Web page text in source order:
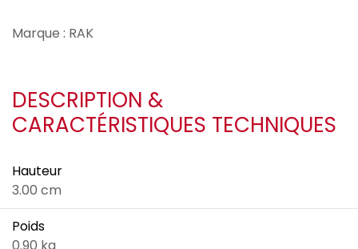
Marque : RAK
DESCRIPTION &
CARACTÉRISTIQUES TECHNIQUES
Hauteur
3.00 cm
Poids